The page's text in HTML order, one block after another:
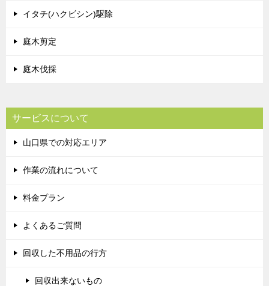
イタチ(ハクビシン)駆除
庭木剪定
庭木伐採
サービスについて
山口県での対応エリア
作業の流れについて
料金プラン
よくあるご質問
回収した不用品の行方
回収出来ないもの